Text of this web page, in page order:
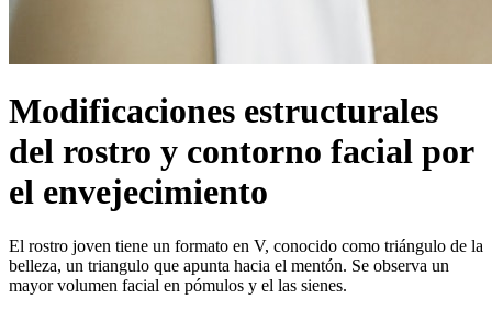
Modificaciones estructurales
del rostro y contorno facial por
el envejecimiento
El rostro joven tiene un formato en V, conocido como triángulo de la
belleza, un triangulo que apunta hacia el mentón. Se observa un
mayor volumen facial en pómulos y el las sienes.